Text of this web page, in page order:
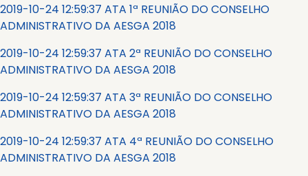
2019-10-24 12:59:37 ATA 1ª REUNIÃO DO CONSELHO
ADMINISTRATIVO DA AESGA 2018
2019-10-24 12:59:37 ATA 2ª REUNIÃO DO CONSELHO
ADMINISTRATIVO DA AESGA 2018
2019-10-24 12:59:37 ATA 3ª REUNIÃO DO CONSELHO
ADMINISTRATIVO DA AESGA 2018
2019-10-24 12:59:37 ATA 4ª REUNIÃO DO CONSELHO
ADMINISTRATIVO DA AESGA 2018